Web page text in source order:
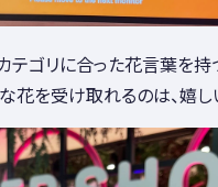
ゴリに合った花言葉を持
花を受け取れるのは、嬉し